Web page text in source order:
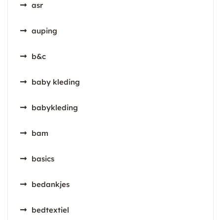
asr
auping
b&c
baby kleding
babykleding
bam
basics
bedankjes
bedtextiel